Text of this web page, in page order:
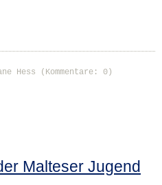
Hess (Kommentare: 0)
Malteser Jugend